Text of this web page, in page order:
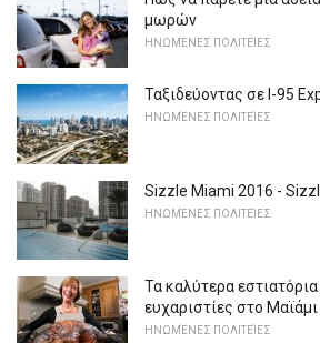
μωρών
ΗΝΩΜΈΝΕΣ ΠΟΛΙΤΕΊΕΣ
Ταξιδεύοντας σε I-95
ΗΝΩΜΈΝΕΣ ΠΟΛΙΤΕΊΕΣ
Sizzle Miami 2016 -
ΗΝΩΜΈΝΕΣ ΠΟΛΙΤΕΊΕΣ
Τα καλύτερα εστιατόρια
ευχαριστίες στο Μαϊάμι
ΗΝΩΜΈΝΕΣ ΠΟΛΙΤΕΊΕΣ